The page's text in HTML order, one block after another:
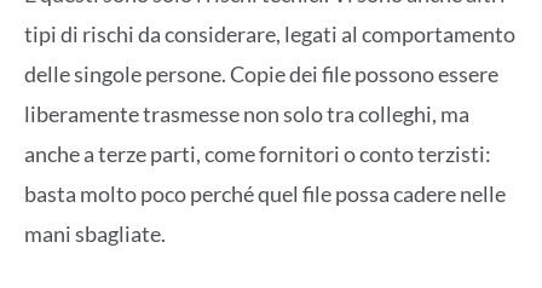
tipi di rischi da considerare, legati al comportamento
delle singole persone. Copie dei file possono essere
liberamente trasmesse non solo tra colleghi, ma
anche a terze parti, come fornitori o conto terzisti:
basta molto poco perché quel file possa cadere nelle
mani sbagliate.